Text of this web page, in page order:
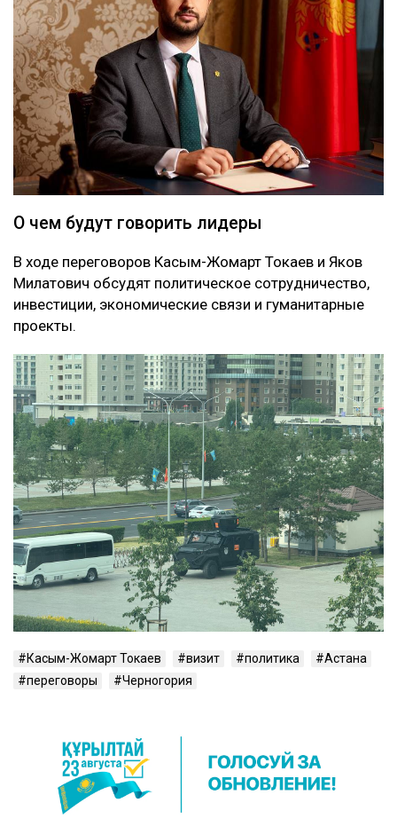
О чем будут говорить лидеры
В ходе переговоров Касым-Жомарт Токаев и Яков
Милатович обсудят политическое сотрудничество,
инвестиции, экономические связи и гуманитарные
проекты.
Касым-Жомарт Токаев визит политика
Астана
переговоры
Черногория